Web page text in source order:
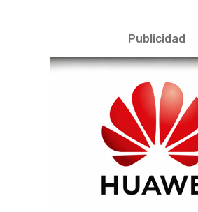
Publicidad